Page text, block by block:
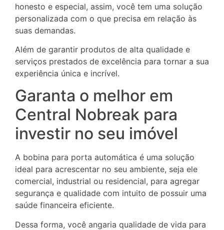
honesto e especial, assim, você tem uma solução
personalizada com o que precisa em relação às
suas demandas.
Além de garantir produtos de alta qualidade e
serviços prestados de excelência para tornar a sua
experiência única e incrível.
Garanta o melhor em
Central Nobreak para
investir no seu imóvel
A bobina para porta automática é uma solução
ideal para acrescentar no seu ambiente, seja ele
comercial, industrial ou residencial, para agregar
segurança e qualidade com intuito de possuir uma
saúde financeira eficiente.
Dessa forma, você angaria qualidade de vida para